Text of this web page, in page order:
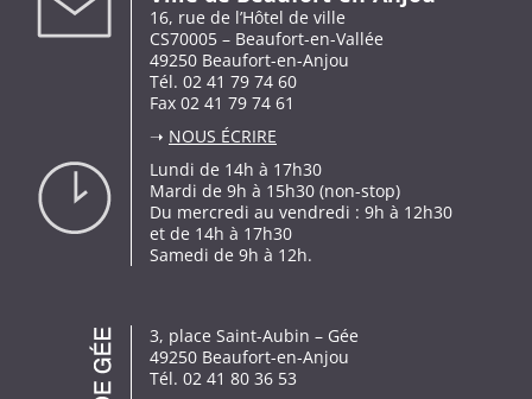
16, rue de l’Hôtel de ville
CS70005 – Beaufort-en-Vallée
49250 Beaufort-en-Anjou
Tél. 02 41 79 74 60
Fax 02 41 79 74 61
➝ NOUS ÉCRIRE
Lundi de 14h à 17h30
Mardi de 9h à 15h30 (non-stop)
Du mercredi au vendredi : 9h à 12h30
et de 14h à 17h30
Samedi de 9h à 12h.
3, place Saint-Aubin – Gée
49250 Beaufort-en-Anjou
Tél. 02 41 80 36 53